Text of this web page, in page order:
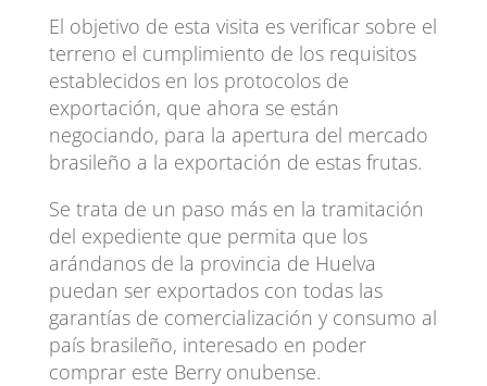
El objetivo de esta visita es verificar sobre el
terreno el cumplimiento de los requisitos
establecidos en los protocolos de
exportación, que ahora se están
negociando, para la apertura del mercado
brasileño a la exportación de estas frutas.
Se trata de un paso más en la tramitación
del expediente que permita que los
arándanos de la provincia de Huelva
puedan ser exportados con todas las
garantías de comercialización y consumo al
país brasileño, interesado en poder
comprar este Berry onubense.